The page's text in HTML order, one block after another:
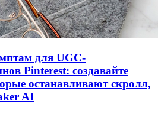
для UGC-
Pinterest: создавайте
останавливают скролл,
AI